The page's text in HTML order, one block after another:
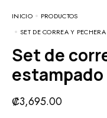
INICIO
PRODUCTOS
SET DE CORREA Y
Set de correa y pechera con
estampado
₡3,695.00